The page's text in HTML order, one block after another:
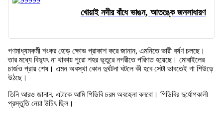
খোয়াই নদীর বাঁধে ভাঙন, আতঙ্কে জনসাধারণ
গণমাধ্যমকর্মী শংকর হোড় ক্ষোভ প্রাকাশ করে জানান, এমনিতে ভারী বর্ষণ চলছে।
তার মধ্যে বিদ্যুৎ না থাকায় পুরো শহর ভূতুরে নগরীতে পরিণত হয়েছে। মোবাইলের
চার্জও প্রায় শেষ। এমন অবস্থা কোন দুর্ঘটনা ঘটলে কী হবে সেটা ভাবতেই গা শিউড়ে
উঠছে।
তিনি আরও জানান, এটাকে আমি পিডিবি চরম অবহেলা বলবো। পিডিবির দুর্যোগকালী
প্রস্তুতি নেয়া উচিৎ ছিল।